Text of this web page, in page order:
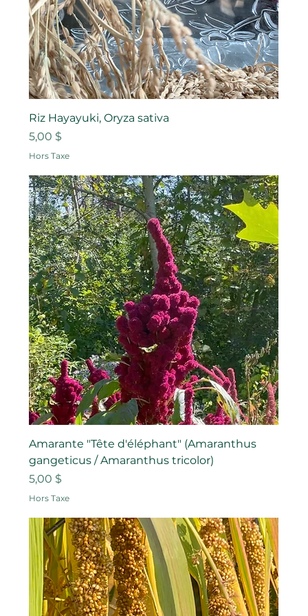
Riz Hayayuki, Oryza sativa
Prix
5,00 $
Hors Taxe
Amarante "Tête d'éléphant" (Amaranthus
gangeticus / Amaranthus tricolor)
Prix
5,00 $
Hors Taxe